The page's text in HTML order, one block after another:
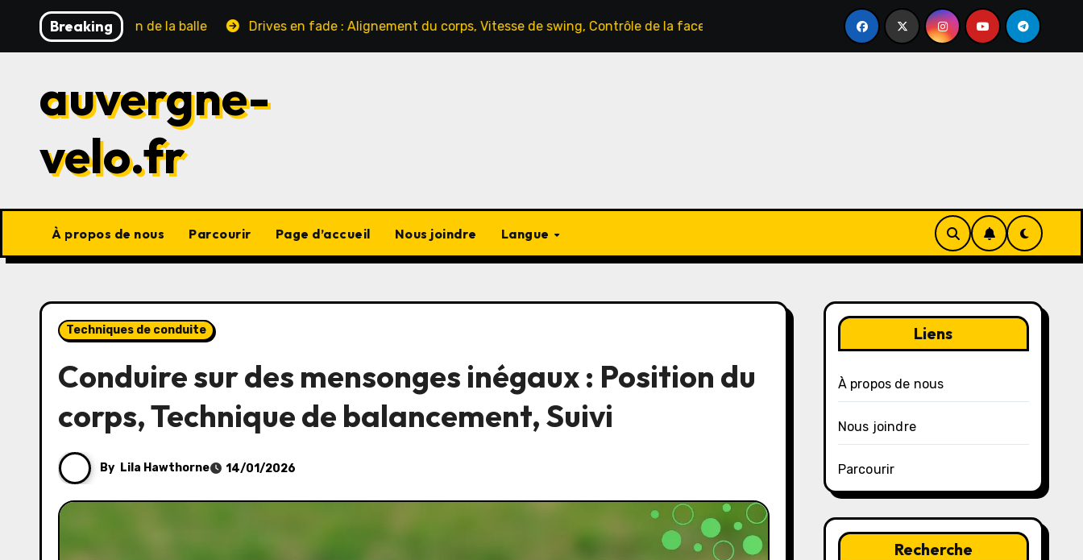
content
Breaking
Position de la balle Drives en fade : Alignement du corps, Vitesse de swing, Contrôle de la face du club Techniques de putting courtes : Alignement, Pression de
auvergne-
velo.fr
À propos de nous Parcourir Page d’accueil Nous joindre Langue
Techniques de conduite
Conduire sur des mensonges inégaux : Position du
corps, Technique de balancement, Suivi
By Lila Hawthorne 14/01/2026
Liens
À propos de nous
Nous joindre
Parcourir
Recherche